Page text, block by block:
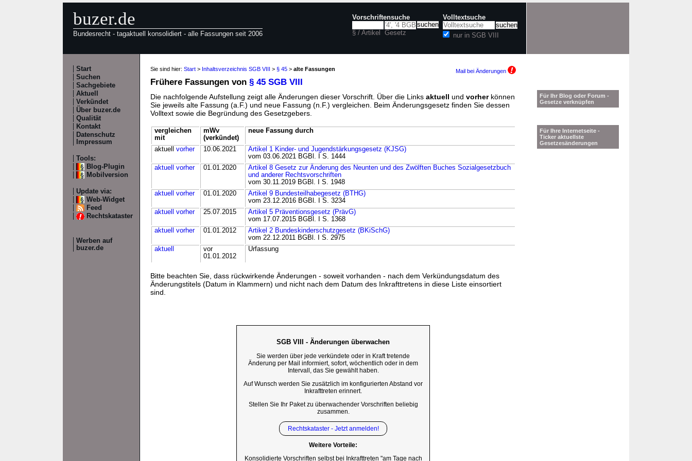
buzer.de
Bundesrecht - tagaktuell konsolidiert - alle Fassungen seit 2006
Vorschriftensuche
§ / Artikel Gesetz
Volltextsuche
nur in SGB VIII
Start
Suchen
Sachgebiete
Aktuell
Verkündet
Über buzer.de
Qualität
Kontakt
Datenschutz
Impressum
Tools:
Blog-Plugin
Mobilversion
Update via:
Web-Widget
Feed
Rechtskataster
Werben auf
buzer.de
Sie sind hier: Start > Inhaltsverzeichnis SGB VIII > § 45 > alte Fassungen Mail bei Änderungen
Frühere Fassungen von § 45 SGB VIII
Die nachfolgende Aufstellung zeigt alle Änderungen dieser Vorschrift. Über die Links aktuell und vorherkönnen
Sie jeweils alte Fassung (a.F.) und neue Fassung (n.F.) vergleichen. Beim Änderungsgesetz finden Sie dessen
Volltext sowie die Begründung des Gesetzgebers.
vergleichen
mit
mWv
(verkündet)
neue Fassung durch
aktuell vorher 10.06.2021
Artikel 1 Kinder- und Jugendstärkungsgesetz (KJSG)
vom 03.06.2021 BGBl. I S. 1444
aktuell
vorher 01.01.2020
Artikel 8 Gesetz zur Änderung des Neunten und des Zwölften Buches Sozialgesetzbuch
und anderer Rechtsvorschriften
vom 30.11.2019 BGBl. I S. 1948
aktuell
vorher 01.01.2020
Artikel 9 Bundesteilhabegesetz (BTHG)
vom 23.12.2016 BGBl. I S. 3234
aktuell
vorher 25.07.2015
Artikel 5 Präventionsgesetz (PrävG)
vom 17.07.2015 BGBl. I S. 1368
aktuell
vorher 01.01.2012
Artikel 2 Bundeskinderschutzgesetz (BKiSchG)
vom 22.12.2011 BGBl. I S. 2975
aktuell
vor
01.01.2012
Urfassung
Bitte beachten Sie, dass rückwirkende Änderungen - soweit vorhanden - nach dem Verkündungsdatum des
Änderungstitels (Datum in Klammern) und nicht nach dem Datum des Inkrafttretens in diese Liste einsortiert
sind.
SGB VIII - Änderungen überwachen
Sie werden über jede verkündete oder in Kraft tretende
Änderung per Mail informiert, sofort, wöchentlich oder in dem
Intervall, das Sie gewählt haben.
Auf Wunsch werden Sie zusätzlich im konfigurierten Abstand vor
Inkrafttreten erinnert.
Stellen Sie Ihr Paket zu überwachender Vorschriften beliebig
zusammen.
Rechtskataster - Jetzt anmelden!
Weitere Vorteile:
Konsolidierte Vorschriften selbst bei Inkrafttreten "am Tage nach
Für Ihr Blog oder Forum -
Gesetze verknüpfen
Für Ihre Internetseite -
Ticker aktuellste
Gesetzesänderungen